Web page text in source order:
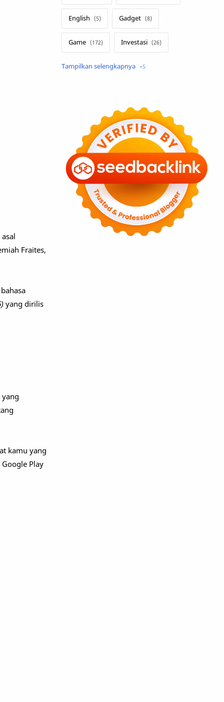
Fraites,
yang dirilis
kamu yang
Play
English Gadget
Game Investasi
Lirik Terjemahan